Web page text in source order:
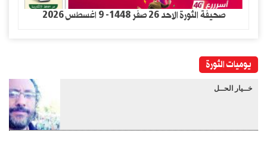
صحيفة الثورة الاحد 26 صفر 1448- 9 اغسطس 2026
يوميات الثورة
خــيار الحــل